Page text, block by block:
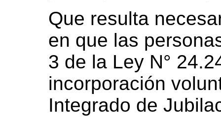
Que resulta
en que las
3 de la Ley N°
incorporación
Integrado de